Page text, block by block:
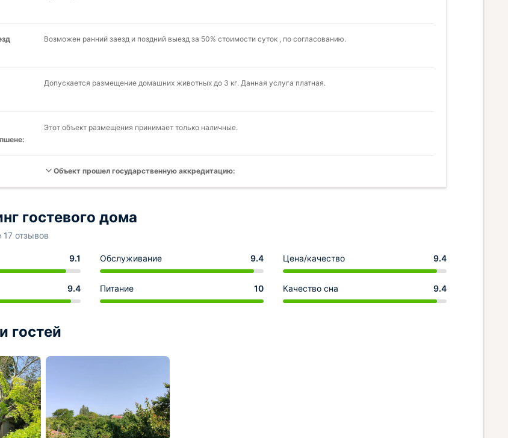
Возможен ранний заезд и поздний выезд за 50% стоимости суток , по согласованию.
Допускается размещение домашних животных до 3 кг. Данная услуга платная.
Этот объект размещения принимает только наличные.
Объект прошел государственную аккредитацию:
гостевого дома
17 отзывов
9.1 Обслуживание 9.4 Цена/качество 9.4
9.4 Питание 10 Качество сна 9.4
гостей